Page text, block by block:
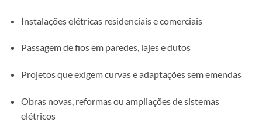
Instalações elétricas residenciais e comerciais
Passagem de fios em paredes, lajes e dutos
Projetos que exigem curvas e adaptações sem emendas
Obras novas, reformas ou ampliações de sistemas
elétricos